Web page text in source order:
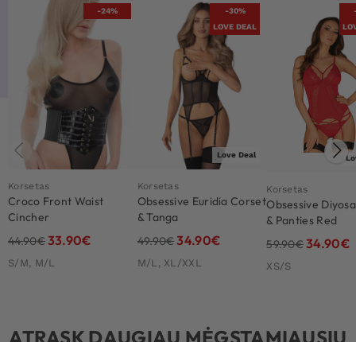
-24%
Korsetas
Croco Front Waist
Cincher
44.90€33.90€
S/M, M/L
-30%
LOVE DEAL
Love Deal
Korsetas
Obsessive Euridia Corset
& Tanga
49.90€34.90€
M/L, XL/XXL
Korsetas
Obsessive
& Panties Red
59.90€34.90€
XS/S